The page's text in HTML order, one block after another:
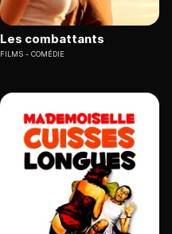
Les combattants
FILMS COMÉDIE